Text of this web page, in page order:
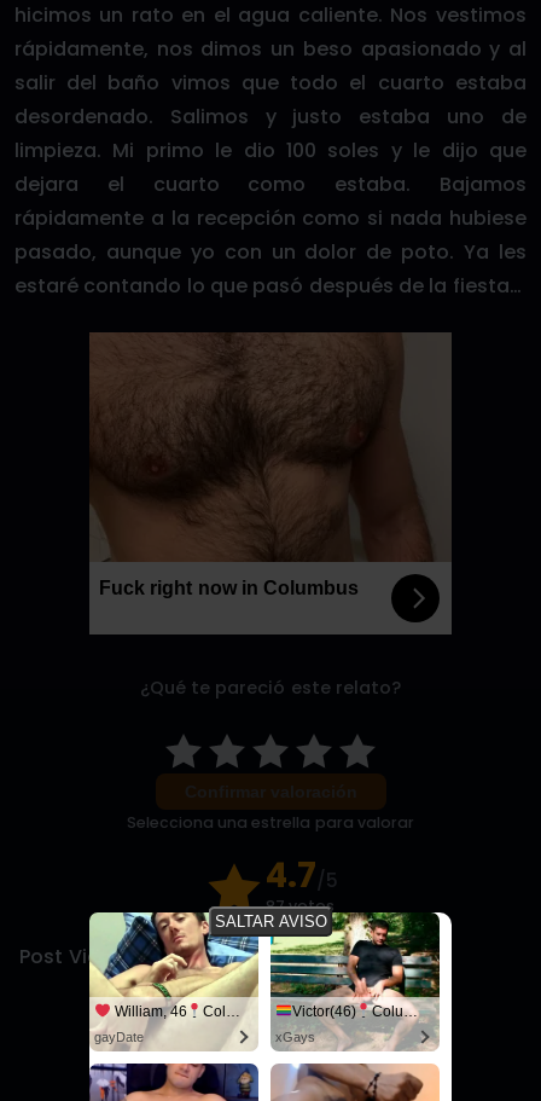
hicimos un rato en el agua caliente. Nos vestimos
rápidamente, nos dimos un beso apasionado y al
salir del baño vimos que todo el cuarto estaba
desordenado. Salimos y justo estaba uno de
limpieza. Mi primo le dio 100 soles y le dijo que
dejara el cuarto como estaba. Bajamos
rápidamente a la recepción como si nada hubiese
pasado, aunque yo con un dolor de poto. Ya les
estaré contando lo que pasó después de la fiesta…
Fuck right now in Columbus
¿Qué te pareció este relato?
Selecciona una estrella para valorar
4.7/5
87 votos
Post Views:3.079
William, 46 Columbus
gayDate
Victor(46) Columbus
xGays
SALTAR AVISO